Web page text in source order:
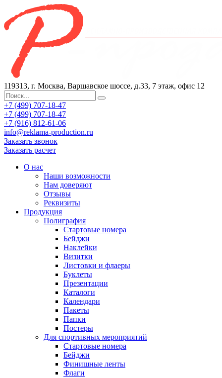
119313, г. Москва, Варшавское шоссе, д.33, 7 этаж, офис 12
+7 (499) 707-18-47
+7 (499) 707-18-47
+7 (916) 812-61-06
info@reklama-production.ru
Заказать звонок
Заказать расчет
О нас
Наши возможности
Нам доверяют
Отзывы
Реквизиты
Продукция
Полиграфия
Стартовые номера
Бейджи
Наклейки
Визитки
Листовки и флаеры
Буклеты
Презентации
Каталоги
Календари
Пакеты
Папки
Постеры
Для спортивных мероприятий
Стартовые номера
Бейджи
Финишные ленты
Флаги